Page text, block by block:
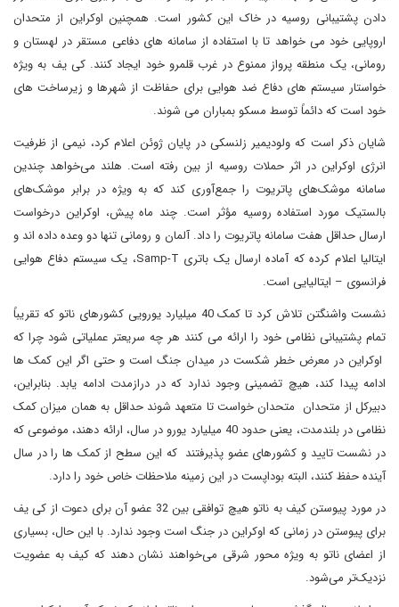
دادن پشتیبانی روسیه در خاک این کشور است. همچنین اوکراین از متحدان
اروپایی خود می خواهد تا با استفاده از سامانه های دفاعی مستقر در لهستان و
رومانی، یک منطقه پرواز ممنوع در غرب قلمرو خود ایجاد کنند. کی یف به ویژه
خواستار سیستم های دفاع ضد هوایی برای حفاظت از شهرها و زیرساخت های
خود است که دائماً توسط مسکو بمباران می شوند.
شایان ذکر است که ولودیمیر زلنسکی در پایان ژوئن اعلام کرد، نیمی از ظرفیت
انرژی اوکراین در اثر حملات روسیه از بین رفته است. هلند می‌خواهد چندین
سامانه موشک‌های پاتریوت را جمع‌آوری کند که به ویژه در برابر موشک‌های
بالستیک مورد استفاده روسیه مؤثر است. چند ماه پیش، اوکراین درخواست
ارسال حداقل هفت سامانه پاتریوت را داد. آلمان و رومانی تنها دو وعده داده اند و
ایتالیا اعلام کرده که آماده ارسال یک باتری Samp-T، یک سیستم دفاع هوایی
فرانسوی – ایتالیایی است.
نشست واشنگتن تلاش کرد تا کمک 40 میلیارد یورویی کشورهای ناتو که تقریباً
تمام پشتیبانی نظامی خود را ارائه می کنند هر چه سریعتر عملیاتی شود چرا که
اوکراین در معرض خطر شکست در میدان جنگ است و حتی اگر این کمک ها
ادامه پیدا کند، هیچ تضمینی وجود ندارد که در درازمدت ادامه یابد. بنابراین،
دبیرکل از متحدان متحدان خواست تا متعهد شوند حداقل به همان میزان کمک
نظامی در بلندمدت، یعنی حدود 40 میلیارد یورو در سال، ارائه دهند، موضوعی که
در نشست تایید و کشورهای عضو پذیرفتند که این سطح از کمک ها را در سال
آینده حفظ کنند، البته بوداپست در این زمینه ملاحظات خاص خود را دارد.
در مورد پیوستن کیف به ناتو هیچ توافقی بین 32 عضو آن برای دعوت از کی یف
برای پیوستن در زمانی که اوکراین در جنگ است وجود ندارد. با این حال، بسیاری
از اعضای ناتو به ویژه محور شرقی می‌خواهند نشان دهند که کیف به عضویت
نزدیک‌تر می‌شود.